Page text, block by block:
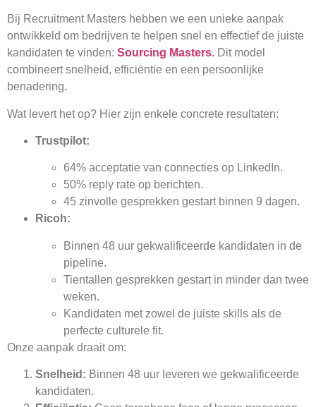
Bij Recruitment Masters hebben we een unieke aanpak
ontwikkeld om bedrijven te helpen snel en effectief de juiste
kandidaten te vinden: Sourcing Masters. Dit model
combineert snelheid, efficiëntie en een persoonlijke
benadering.
Wat levert het op? Hier zijn enkele concrete resultaten:
Trustpilot:
64% acceptatie van connecties op LinkedIn.
50% reply rate op berichten.
45 zinvolle gesprekken gestart binnen 9 dagen.
Ricoh:
Binnen 48 uur gekwalificeerde kandidaten in de
pipeline.
Tientallen gesprekken gestart in minder dan twee
weken.
Kandidaten met zowel de juiste skills als de
perfecte culturele fit.
Onze aanpak draait om:
Snelheid: Binnen 48 uur leveren we gekwalificeerde
kandidaten.